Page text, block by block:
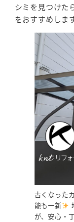
シミを見つけた
をおすすめします
古くなった
能も一新
が、安心・